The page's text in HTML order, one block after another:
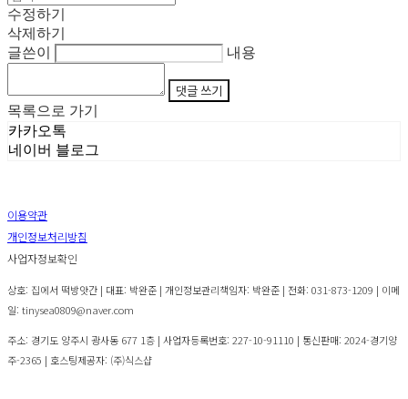
수정하기
삭제하기
글쓴이
내용
댓글 쓰기
목록으로 가기
카카오톡
네이버 블로그
이용약관
개인정보처리방침
사업자정보확인
상호: 집에서 떡방앗간 | 대표: 박완준 | 개인정보관리책임자: 박완준 | 전화: 031-873-1209 | 이메
일: tinysea0809@naver.com
주소: 경기도 양주시 광사동 677 1층 | 사업자등록번호: 227-10-91110 | 통신판매: 2024-경기양
주-2365 | 호스팅제공자: (주)식스샵